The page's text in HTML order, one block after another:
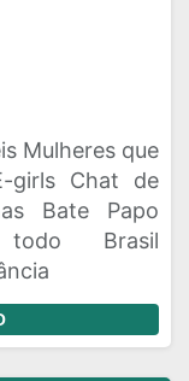
Mulheres que
girls Chat de
Bate Papo
Brasil